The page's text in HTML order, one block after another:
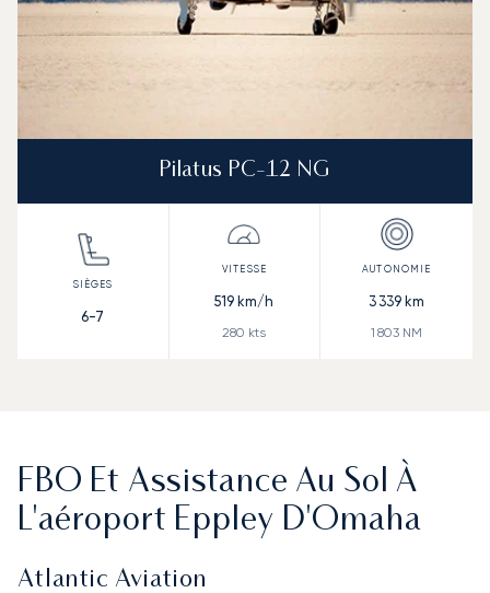
Pilatus PC-12 NG
6-7
519 km/h
280 kts
3 339 km
1 803 NM
FBO Et Assistance Au Sol À
L'aéroport Eppley D'Omaha
Atlantic Aviation